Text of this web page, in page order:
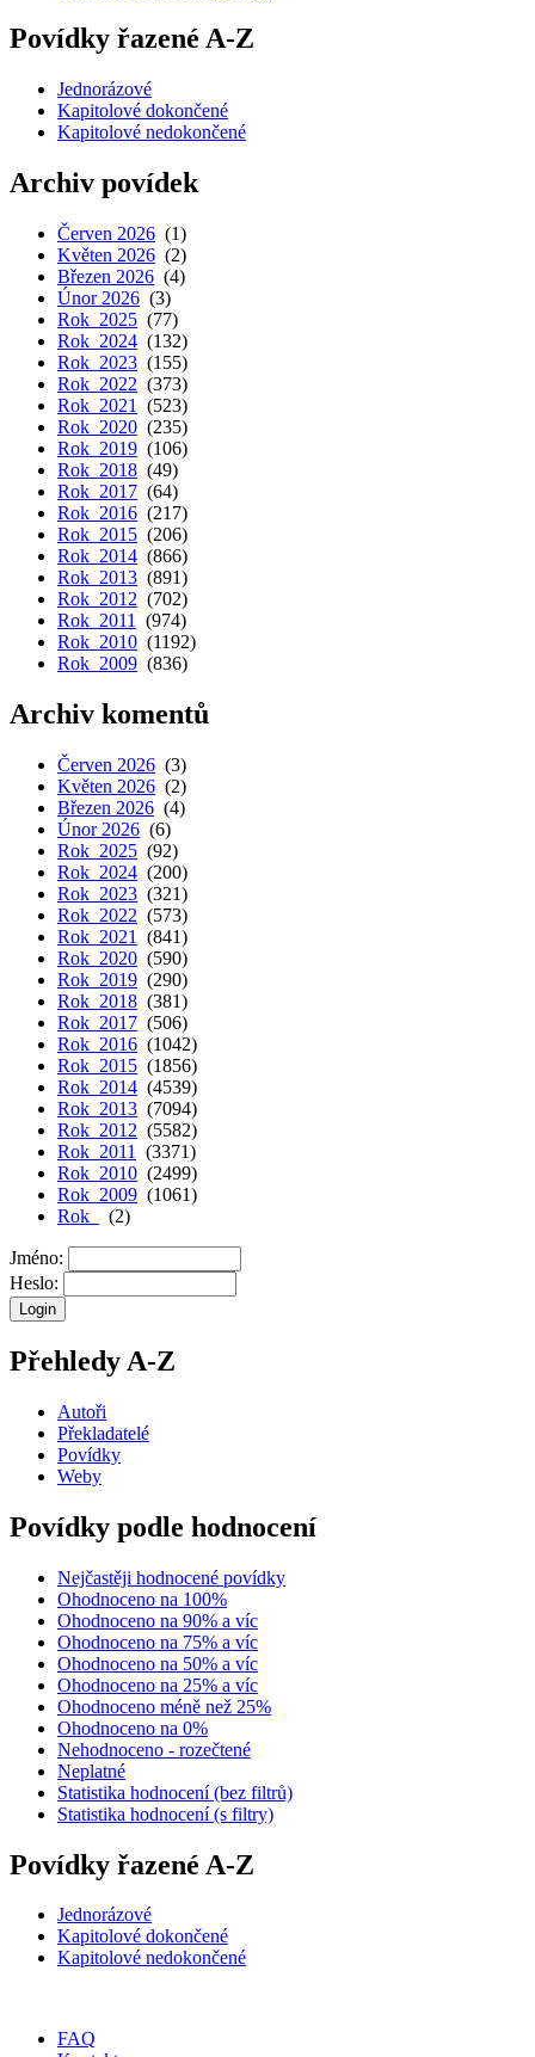
Povídky řazené A-Z
Jednorázové
Kapitolové dokončené
Kapitolové nedokončené
Archiv povídek
Červen 2026 (1)
Květen 2026 (2)
Březen 2026 (4)
Únor 2026 (3)
Rok 2025 (77)
Rok 2024 (132)
Rok 2023 (155)
Rok 2022 (373)
Rok 2021
(523)
Rok 2020 (235)
Rok 2019 (106)
Rok 2018 (49)
Rok 2017 (64)
Rok 2016 (217)
Rok 2015 (206)
Rok 2014 (866)
Rok 2013 (891)
Rok 2012 (702)
Rok 2011
(974)
Rok 2010 (1192)
Rok 2009 (836)
Archiv komentů
Červen 2026 (3)
Květen 2026 (2)
Březen 2026 (4)
Únor 2026 (6)
Rok 2025 (92)
Rok 2024 (200)
Rok 2023 (321)
Rok 2022 (573)
Rok 2021
(841)
Rok 2020 (590)
Rok 2019 (290)
Rok 2018 (381)
Rok 2017 (506)
Rok 2016 (1042)
Rok 2015 (1856)
Rok 2014 (4539)
Rok 2013 (7094)
Rok 2012 (5582)
Rok 2011
(3371)
Rok 2010 (2499)
Rok 2009 (1061)
Rok
(2)
Jméno:
Heslo:
Přehledy A-Z
Autoři
Překladatelé
Povídky
Weby
Povídky podle hodnocení
Nejčastěji hodnocené povídky
Ohodnoceno na 100%
Ohodnoceno na 90% a víc
Ohodnoceno na 75% a víc
Ohodnoceno na 50% a víc
Ohodnoceno na 25% a víc
Ohodnoceno méně než 25%
Ohodnoceno na 0%
Nehodnoceno - rozečtené
Neplatné
Statistika hodnocení (bez filtrů)
Statistika hodnocení (s filtry)
Povídky řazené A-Z
Jednorázové
Kapitolové dokončené
Kapitolové nedokončené
FAQ